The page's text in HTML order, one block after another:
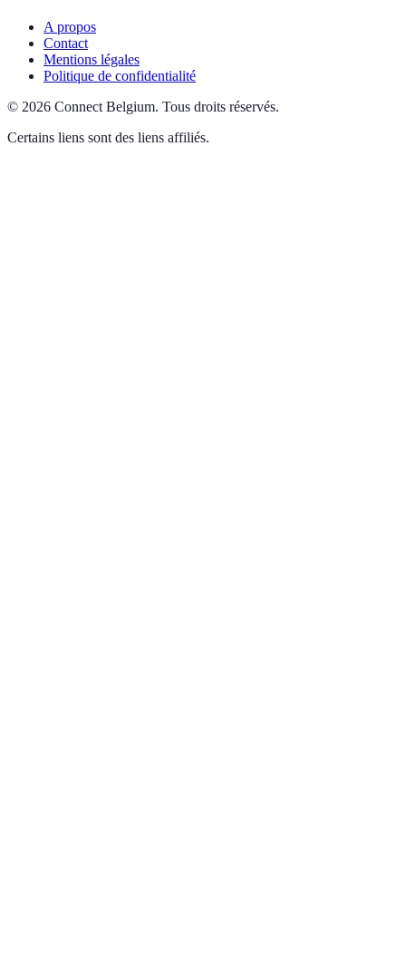
A propos
Contact
Mentions légales
Politique de confidentialité
© 2026 Connect Belgium. Tous droits réservés.
Certains liens sont des liens affiliés.